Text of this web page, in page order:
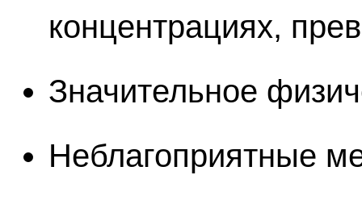
концентрациях,
Значительное
Неблагоприятные